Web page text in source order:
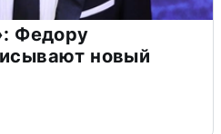
Федору
новый